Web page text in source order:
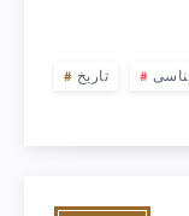
تاریخ